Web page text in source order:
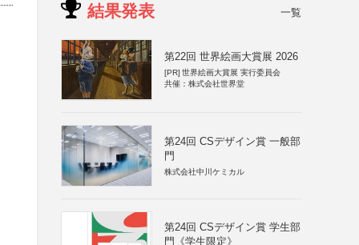
結果発表 一覧
第22回 世界絵画大賞展 2026
[PR] 世界絵画大賞展 実行委員会
共催：株式会社世界堂
第24回 CSデザイン賞 一般部
門
株式会社中川ケミカル
第24回 CSデザイン賞 学生部
門《学生限定》